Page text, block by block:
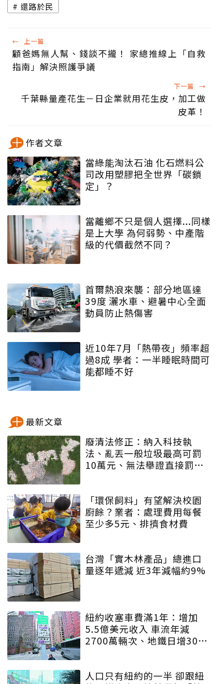
還路於民
← 上一篇
顧爸媽無人幫、錢談不攏！ 家總推線上「自救
指南」解決照護爭議
下一篇 →
千葉縣量產花生－日企業就用花生皮，加工做
皮革！
作者文章
當綠能淘汰石油 化石燃料公
司改用塑膠把全世界「碳鎖
定」？
當離鄉不只是個人選擇...同樣
是上大學 為何弱勢、中產階
級的代價截然不同？
首爾熱浪來襲：部分地區達
39度 灑水車、避暑中心全面
動員防止熱傷害
近10年7月「熱帶夜」頻率超
過8成 學者：一半睡眠時間可
能都睡不好
最新文章
廢清法修正：納入科技執
法、亂丟一般垃圾最高可罰
10萬元、無法舉證直接罰車
「環保飼料」有望解決校園
廚餘？業者：處理費用每餐
至少多5元、排擠食材費
台灣「實木林產品」總進口
量逐年遞減 近3年減幅約9%
紐約收塞車費滿1年：增加
5.5億美元收入 車流年減
2700萬輛次、地鐵日增30萬
人口只有紐約的一半 卻跟紐